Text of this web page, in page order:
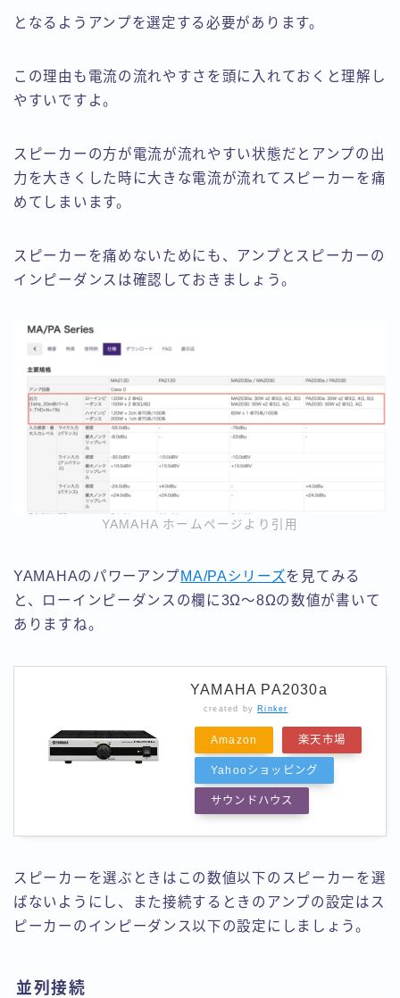
となるようアンプを選定する必要があります。
この理由も電流の流れやすさを頭に入れておくと理解し
やすいですよ。
スピーカーの方が電流が流れやすい状態だとアンプの出
力を大きくした時に大きな電流が流れてスピーカーを痛
めてしまいます。
スピーカーを痛めないためにも、アンプとスピーカーの
インピーダンスは確認しておきましょう。
YAMAHA ホームページより引用
YAMAHAのパワーアンプMA/PAシリーズを見てみる
と、ローインピーダンスの欄に3Ω〜8Ωの数値が書いて
ありますね。
YAMAHA PA2030a
created by Rinker
Amazon 楽天市場
Yahooショッピング
サウンドハウス
スピーカーを選ぶときはこの数値以下のスピーカーを選
ばないようにし、また接続するときのアンプの設定はス
ピーカーのインピーダンス以下の設定にしましょう。
並列接続